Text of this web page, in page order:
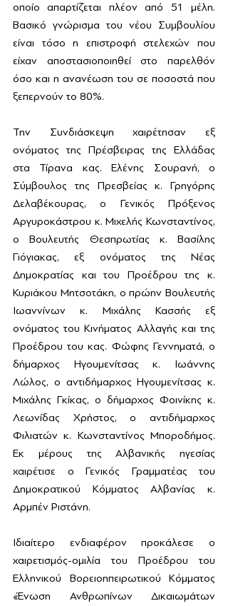
οποίο απαρτίζεται πλέον από 51 μέλη.
Βασικό γνώρισμα του νέου Συμβουλίου
είναι τόσο η επιστροφή στελεχών που
είχαν αποστασιοποιηθεί στο παρελθόν
όσο και η ανανέωση του σε ποσοστά που
ξεπερνούν το 80%.
Την Συνδιάσκεψη χαιρέτησαν εξ
ονόματος της Πρέσβειρας της Ελλάδας
στα Τίρανα κας. Ελένης Σουρανή, ο
Σύμβουλος της Πρεσβείας κ. Γρηγόρης
Δελαβέκουρας, ο Γενικός Πρόξενος
Αργυροκάστρου κ. Μιχελής Κωνσταντίνος,
ο Βουλευτής Θεσπρωτίας κ. Βασίλης
Γιόγιακας, εξ ονόματος της Νέας
Δημοκρατίας και του Προέδρου της κ.
Κυριάκου Μητσοτάκη, ο πρώην Βουλευτής
Ιωαννίνων κ. Μιχάλης Κασσής εξ
ονόματος του Κινήματος Αλλαγής και της
Προέδρου του κας. Φώφης Γεννηματά, ο
δήμαρχος Ηγουμενίτσας κ. Ιωάννης
Λώλος, ο αντιδήμαρχος Ηγουμενίτσας κ.
Μιχάλης Γκίκας, ο δήμαρχος Φοινίκης κ.
Λεωνίδας Χρήστος, ο αντιδήμαρχος
Φιλιατών κ. Κωνσταντίνος Μποροδήμος.
Εκ μέρους της Αλβανικής ηγεσίας
χαιρέτισε ο Γενικός Γραμματέας του
Δημοκρατικού Κόμματος Αλβανίας κ.
Αρμπέν Ριστάνη.
Ιδιαίτερο ενδιαφέρον προκάλεσε ο
χαιρετισμός-ομιλία του Προέδρου του
Ελληνικού Βορειοηπειρωτικού Κόμματος
«Ένωση Ανθρωπίνων Δικαιωμάτων